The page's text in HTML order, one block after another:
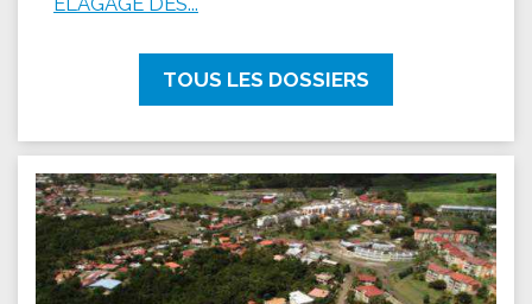
TOUS LES DOSSIERS